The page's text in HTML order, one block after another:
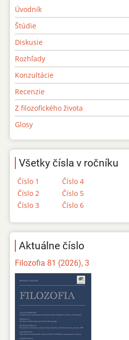
Úvodník
Štúdie
Diskusie
Rozhľady
Konzultácie
Recenzie
Z filozofického života
Glosy
Všetky čísla v ročníku
Číslo 1
Číslo 2
Číslo 3
Číslo 4
Číslo 5
Číslo 6
Aktuálne číslo
Filozofia 81 (2026), 3